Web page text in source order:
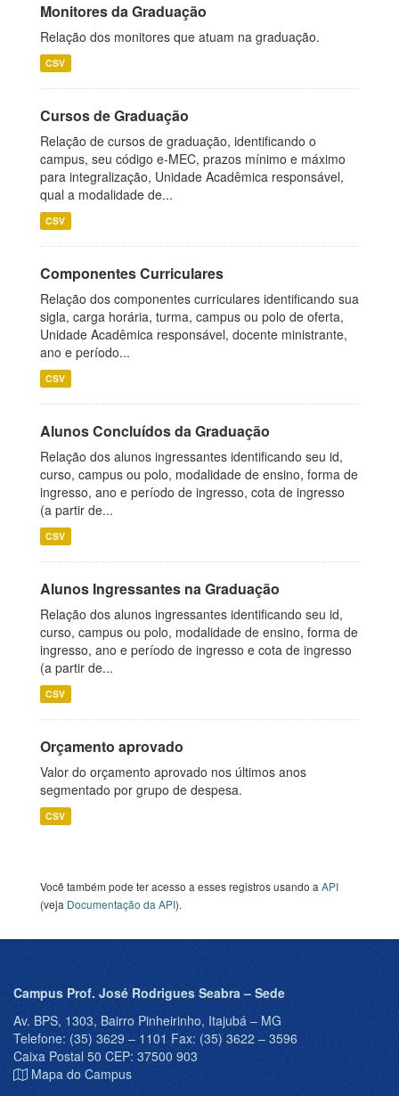
Monitores da Graduação
Relação dos monitores que atuam na graduação.
CSV
Cursos de Graduação
Relação de cursos de graduação, identificando o
campus, seu código e-MEC, prazos mínimo e máximo
para integralização, Unidade Acadêmica responsável,
qual a modalidade de...
CSV
Componentes Curriculares
Relação dos componentes curriculares identificando sua
sigla, carga horária, turma, campus ou polo de oferta,
Unidade Acadêmica responsável, docente ministrante,
ano e período...
CSV
Alunos Concluídos da Graduação
Relação dos alunos ingressantes identificando seu id,
curso, campus ou polo, modalidade de ensino, forma de
ingresso, ano e período de ingresso, cota de ingresso
(a partir de...
CSV
Alunos Ingressantes na Graduação
Relação dos alunos ingressantes identificando seu id,
curso, campus ou polo, modalidade de ensino, forma de
ingresso, ano e período de ingresso e cota de ingresso
(a partir de...
CSV
Orçamento aprovado
Valor do orçamento aprovado nos últimos anos
segmentado por grupo de despesa.
CSV
Você também pode ter acesso a esses registros usando a API
(veja Documentação da API).
Campus Prof. José Rodrigues Seabra – Sede
Av. BPS, 1303, Bairro Pinheirinho, Itajubá – MG
Telefone: (35) 3629 – 1101 Fax: (35) 3622 – 3596
Caixa Postal 50 CEP: 37500 903
Mapa do Campus